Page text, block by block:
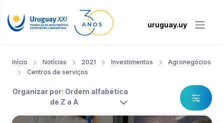
uruguay.uy
Início Notícias 2021 Investimentos
Agronegócios
Centros de serviços
Organizar por: Ordem alfabética
de Z a A